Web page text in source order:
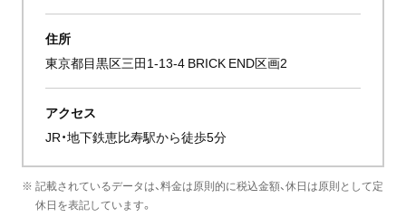
住所
東京都目黒区三田1-13-4 BRICK END区画2
アクセス
JR・地下鉄恵比寿駅から徒歩5分
※ 記載されているデータは、料金は原則的に税込金額、休日は原則として定
休日を表記しています。